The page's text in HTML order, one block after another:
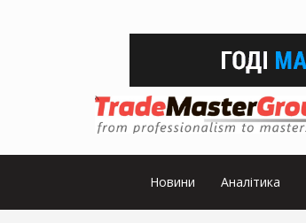
Новини Аналітика